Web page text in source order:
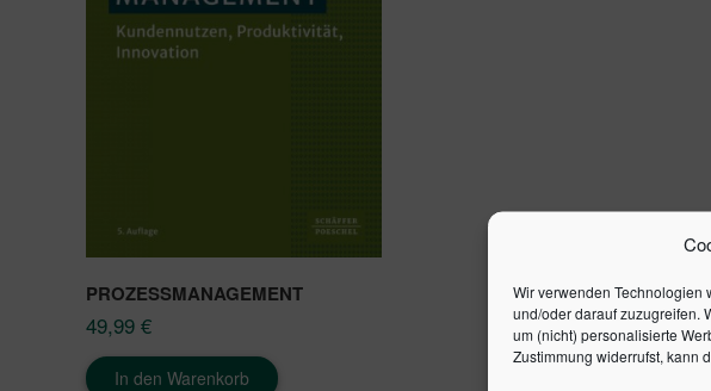
Wir verwenden Technologien
und/oder darauf zuzugreifen.
um (nicht) personalisierte
Zustimmung widerrufst, kann
PROZESSMANAGEMENT
49,99 €
In den Warenkorb